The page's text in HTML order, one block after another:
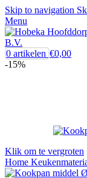
Skip to navigation
Menu
0 artikelen €0,00
-15%
Klik om te vergroten
Home